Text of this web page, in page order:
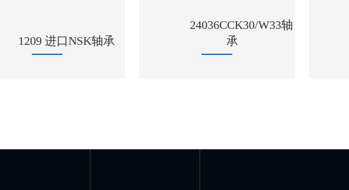
承
HR32220J 进口NSK
轴承